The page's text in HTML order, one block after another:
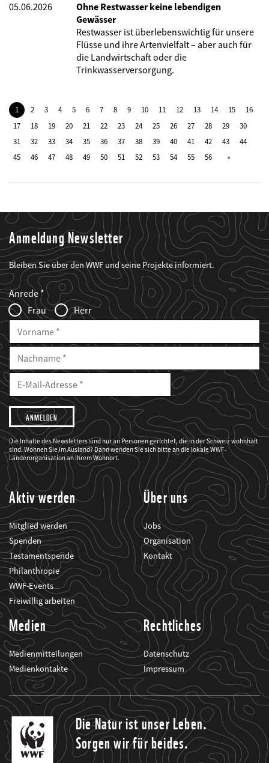
05.06.2026
Ohne Restwasser keine lebendigen
Gewässer
Restwasser ist überlebenswichtig für unsere
Flüsse und ihre Artenvielfalt – aber auch für
die Landwirtschaft oder die
Trinkwasserversorgung.
1 2 3 4 5 6 7 8 9 10 11 12 13 14 15
16
17
18 19 20 21 22 23 24 25 26 27 28 29
30
31
32 33 34 35 36 37 38 39 40 41 42 43
44
45
46 47 48 49 50 51 52 53 54 55 56
Anmeldung Newsletter
Bleiben Sie über den WWF und seine Projekte informiert.
Web2Case
Infofelder
Fieldset
anrede_name
Anrede
Frau
Herr
Vorname
Nachname
E-
Mailadresse
E-
Adresse
Ich
möchte,
dass
der
WWF
mich
über
seine
Projekte
informiert.
Die Inhalte des Newsletters sind nur an Personen gerichtet, die in der Schweiz wohnhaft
sind. Wohnen Sie im Ausland? Dann wenden Sie sich bitte an die lokale WWF-
Länderorganisation an Ihrem Wohnort.
Aktiv werden
Mitglied werden
Spenden
Testamentspende
Philanthropie
WWF-Events
Freiwillig arbeiten
Über uns
Jobs
Organisation
Kontakt
Medien
Medienmitteilungen
Medienkontakte
Rechtliches
Datenschutz
Impressum
Die Natur ist unser Leben.
Sorgen wir für beides.